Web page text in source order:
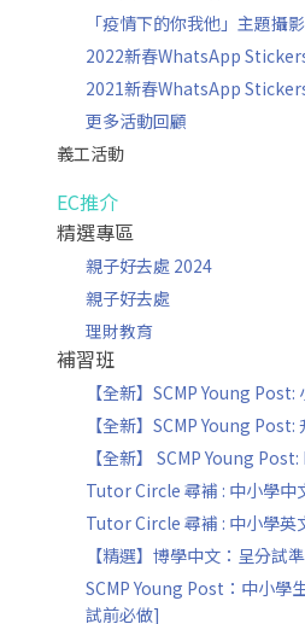
「疫情下的你我他」主題攝
2022新春WhatsApp
2021新春WhatsApp
更多活動回顧
義工活動
EC推介
精選專區
親子好去處 2024
親子好去處
理財教育
補習班
【全新】SCMP Young
【全新】SCMP Young
【全新】 SCMP Young
Tutor Circle 尋補 : 中小學中
Tutor Circle 尋補 : 中小學英
【精選】博學中文：呈分試
SCMP Young Post：中小學
試前必做]